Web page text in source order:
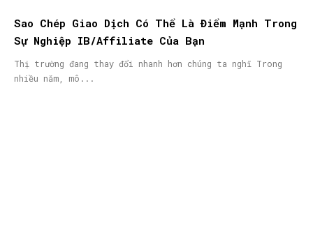
Sao Chép Giao Dịch Có Thể Là Điểm Mạnh Trong
Sự Nghiệp IB/Affiliate Của Bạn
Thị trường đang thay đổi nhanh hơn chúng ta nghĩ Trong
nhiều năm, mô...